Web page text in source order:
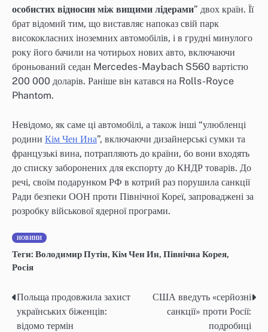
особистих відносин між вищими лідерами” двох країн. Її
брат відомий тим, що виставляє напоказ свій парк
висококласних іноземних автомобілів, і в грудні минулого
року його бачили на чотирьох нових авто, включаючи
броньований седан Mercedes-Maybach S560 вартістю
200 000 доларів. Раніше він катався на Rolls-Royce
Phantom.
Невідомо, як саме ці автомобілі, а також інші “улюбленці
родини Кім Чен Ина”, включаючи дизайнерські сумки та
французькі вина, потрапляють до країни, бо вони входять
до списку заборонених для експорту до КНДР товарів. До
речі, своїм подарунком РФ в котрий раз порушила санкції
Ради безпеки ООН проти Північної Кореї, запроваджені за
розробку військової ядерної програми.
НОВИНИ
Теги: Володимир Путін, Кім Чен Ин, Північна Корея,
Росія
Post
navigation
Польща продовжила захист
українських біженців:
відомо термін
США введуть «серйозні
санкції» проти Росії:
подробиці